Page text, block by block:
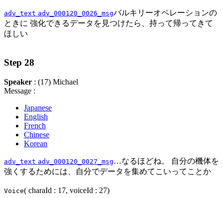
adv_text adv_000120_0026_msgバルキリーオペレーションの
ときに 強化できるデータを見つけたら、持って帰ってきて
ほしい
Step 28
Speaker : (17) Michael
Message :
Japanese
English
French
Chinese
Korean
adv_text adv_000120_0027_msg…なるほどね。 自分の機体を
強くするためには、自分でデータを集めてこいってことか
Voice( charaId : 17, voiceId : 27)